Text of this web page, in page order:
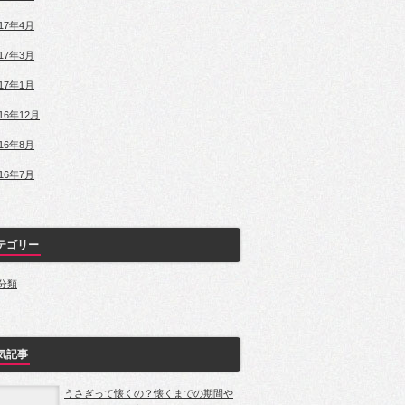
年4月
年3月
年1月
年12月
年8月
年7月
ゴリー
類
記事
うさぎって懐くの？懐くまでの期間や